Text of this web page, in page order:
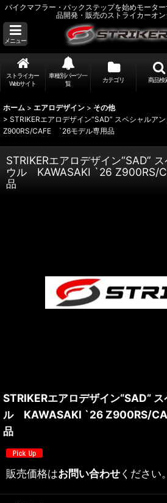
バイクマフラー・バックステップを始めモータ
品開発・販売のストライカーオ
メニュー
ストライカー
Webサイト
車種別パーツ一
覧
カテゴリ 商品検
ホーム > エアロデザイン > その他
> STRIKERエアロデザイン“SAD” スペシャルア
Z900RS/CAFE `26モデル専用品
STRIKERエアロデザイン“SAD”
ウル KAWASAKI `26 Z900RS/
品
STRIKERエアロデザイン“SAD”
ル KAWASAKI `26 Z900RS/
品
販売価格はお問い合わせください。